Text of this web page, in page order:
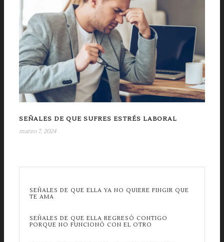
SEÑALES DE QUE SUFRES ESTRÉS LABORAL
marzo 7, 2024
SEÑALES DE QUE ELLA YA NO QUIERE FINGIR QUE
TE AMA
SEÑALES DE QUE ELLA REGRESÓ CONTIGO
PORQUE NO FUNCIONÓ CON EL OTRO